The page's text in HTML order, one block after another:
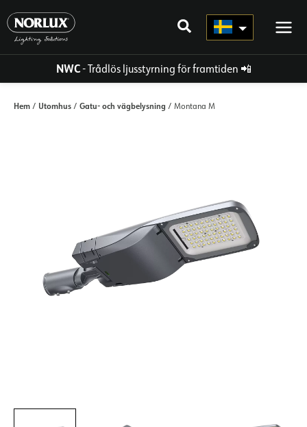
direkt
innehållet
NWC- Trådlös ljusstyrning för framtiden 📲
Hem / Utomhus / Gatu- och vägbelysning / Montana M